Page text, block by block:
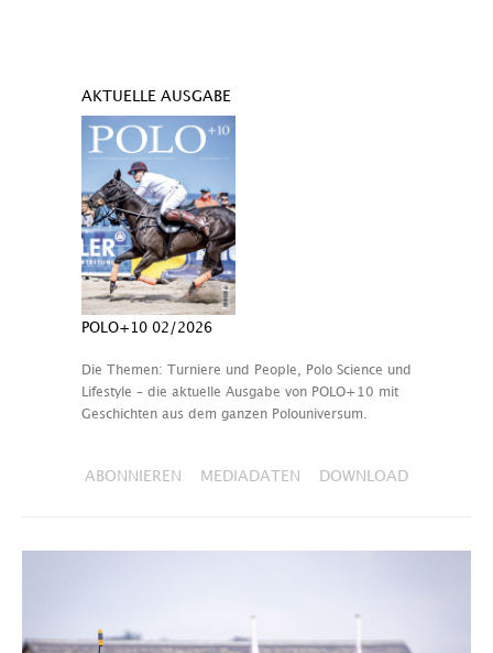
AKTUELLE AUSGABE
POLO+10 02/2026
Die Themen: Turniere und People, Polo Science und
Lifestyle – die aktuelle Ausgabe von POLO+10 mit
Geschichten aus dem ganzen Polouniversum.
ABONNIEREN MEDIADATEN DOWNLOAD